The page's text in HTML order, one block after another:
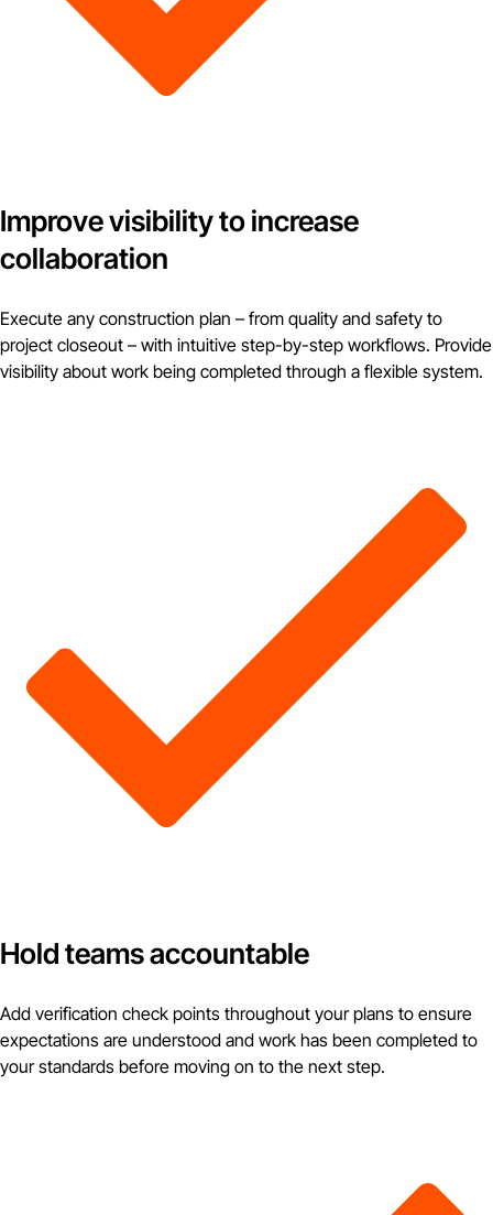
Improve visibility to increase
collaboration
Execute any construction plan – from quality and safety to
project closeout – with intuitive step-by-step workflows. Provide
visibility about work being completed through a flexible system.
Hold teams accountable
Add verification check points throughout your plans to ensure
expectations are understood and work has been completed to
your standards before moving on to the next step.